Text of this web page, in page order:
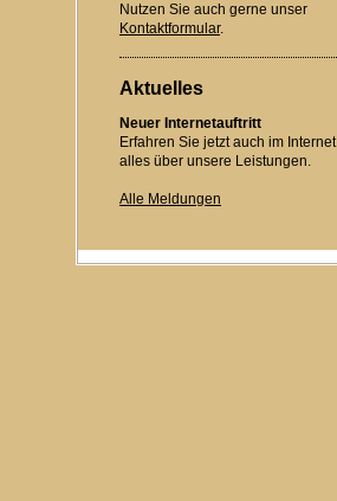
Nutzen Sie auch gerne unser
Kontaktformular.
Aktuelles
Neuer Internetauftritt
Erfahren Sie jetzt auch im Internet
alles über unsere Leistungen.
Alle Meldungen